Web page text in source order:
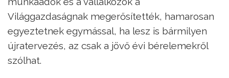
Világgazdaságnak megerősítették, hamarosan
egyeztetnek egymással, ha lesz is bármilyen
újratervezés, az csak a jövő évi bérelemekről
szólhat.